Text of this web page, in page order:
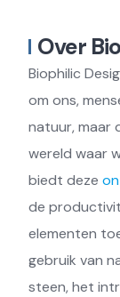
Over
Biophilic
om ons,
natuur, maar
wereld waar
biedt deze
de
elementen
gebruik van
steen, het